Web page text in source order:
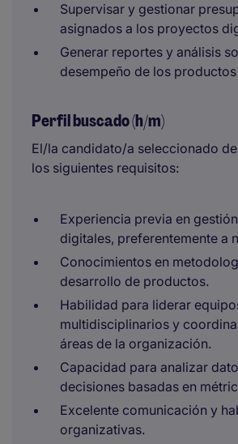
Supervisar y gestionar
asignados a los proyectos
Generar reportes y análisis
desempeño de los
Perfil buscado (h/m)
El/la candidato/a seleccionado
los siguientes requisitos:
Experiencia previa en
digitales, preferentemente a
Conocimientos en
desarrollo de productos.
Habilidad para liderar
multidisciplinarios y
áreas de la organización.
Capacidad para analizar
decisiones basadas en
Excelente comunicación y
organizativas.